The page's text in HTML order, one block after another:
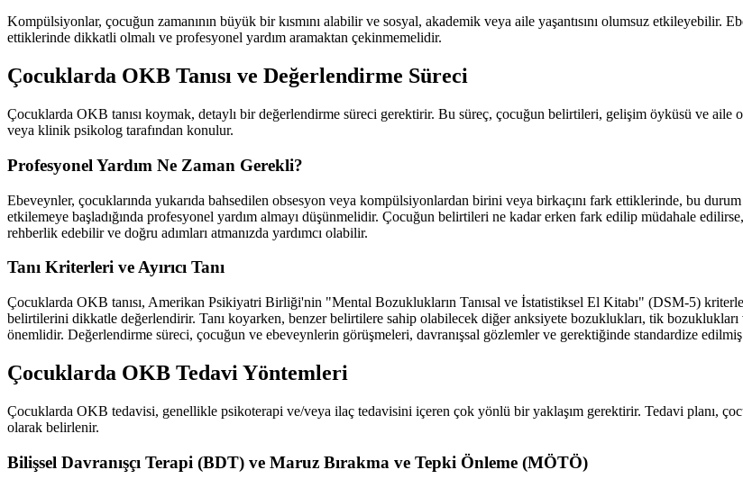
Kompülsiyonlar, çocuğun zamanının büyük bir kısmını alabilir ve sosyal, akademik veya aile yaşantısını olumsuz etkileyebilir.
ettiklerinde dikkatli olmalı ve profesyonel yardım aramaktan çekinmemelidir.
Çocuklarda OKB Tanısı ve Değerlendirme Süreci
Çocuklarda OKB tanısı koymak, detaylı bir değerlendirme süreci gerektirir. Bu süreç, çocuğun belirtileri, gelişim öyküsü ve aile
veya klinik psikolog tarafından konulur.
Profesyonel Yardım Ne Zaman Gerekli?
Ebeveynler, çocuklarında yukarıda bahsedilen obsesyon veya kompülsiyonlardan birini veya birkaçını fark ettiklerinde, bu
etkilemeye başladığında profesyonel yardım almayı düşünmelidir. Çocuğun belirtileri ne kadar erken fark edilip müdahale
rehberlik edebilir ve doğru adımları atmanızda yardımcı olabilir.
Tanı Kriterleri ve Ayırıcı Tanı
Çocuklarda OKB tanısı, Amerikan Psikiyatri Birliği'nin "Mental Bozuklukların Tanısal ve İstatistiksel El Kitabı" (DSM-5)
belirtilerini dikkatle değerlendirir. Tanı koyarken, benzer belirtilere sahip olabilecek diğer anksiyete bozuklukları, tik bozuklukları
önemlidir. Değerlendirme süreci, çocuğun ve ebeveynlerin görüşmeleri, davranışsal gözlemler ve gerektiğinde standardize
Çocuklarda OKB Tedavi Yöntemleri
Çocuklarda OKB tedavisi, genellikle psikoterapi ve/veya ilaç tedavisini içeren çok yönlü bir yaklaşım gerektirir. Tedavi planı,
olarak belirlenir.
Bilişsel Davranışçı Terapi (BDT) ve Maruz Bırakma ve Tepki Önleme (MÖTÖ)